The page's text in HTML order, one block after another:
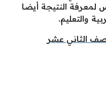
لمعرفة النتيجة أيضا
والتعليم.
الثاني عشر